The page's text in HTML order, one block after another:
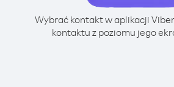
Wybrać kontakt w aplikacji
kontaktu z poziomu jego